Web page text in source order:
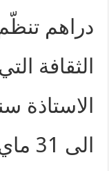
دراهم
الثقافة
الى